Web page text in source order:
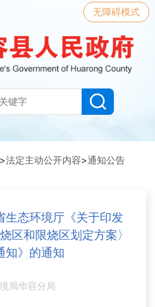
无障碍模式
>法定主动公开内容>通知公告
生态环境厅《关于印发
区和限烧区划定方案〉
知》的通知
局华容分局